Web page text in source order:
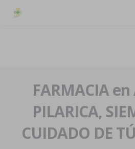
La farmacia
Nuestra historia
Nuestro equipo
Eventos
Servicios y reservas
FARMACIA
PILARICA,
CUIDADO DE